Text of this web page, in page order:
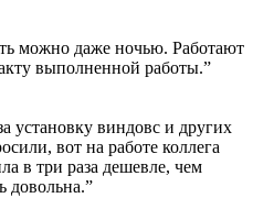
можно даже ночью. Работают
выполненной работы.”
установку виндовс и других
вот на работе коллега
в три раза дешевле, чем
довольна.”